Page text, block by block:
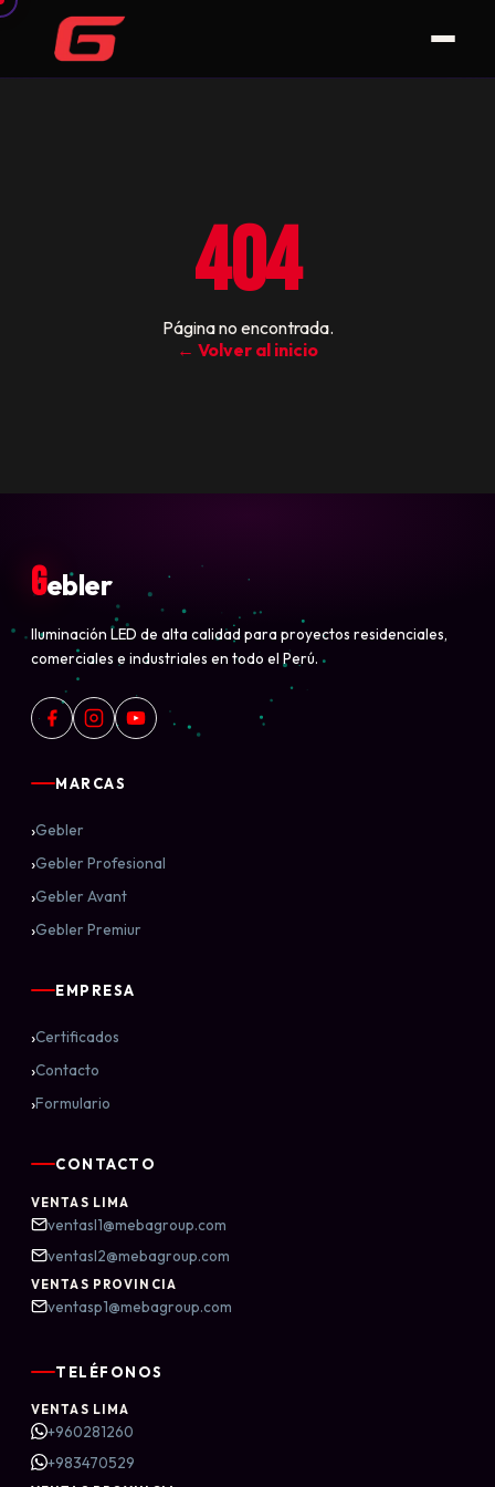
404
Página no encontrada.
← Volver al inicio
Gebler
Iluminación LED de alta calidad para proyectos residenciales,
comerciales e industriales en todo el Perú.
MARCAS
›Gebler
›Gebler Profesional
›Gebler Avant
›Gebler Premiur
EMPRESA
›Certificados
›Contacto
›Formulario
CONTACTO
VENTAS LIMA
ventasl1@mebagroup.com
ventasl2@mebagroup.com
VENTAS PROVINCIA
ventasp1@mebagroup.com
TELÉFONOS
VENTAS LIMA
+960281260
+983470529